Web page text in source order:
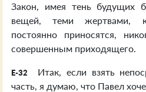
Закон, имея тень будущих
вещей, теми жертвами,
постоянно приносятся,
совершенным приходящего.
E-32
Итак, если взять
часть, я думаю, что Павел